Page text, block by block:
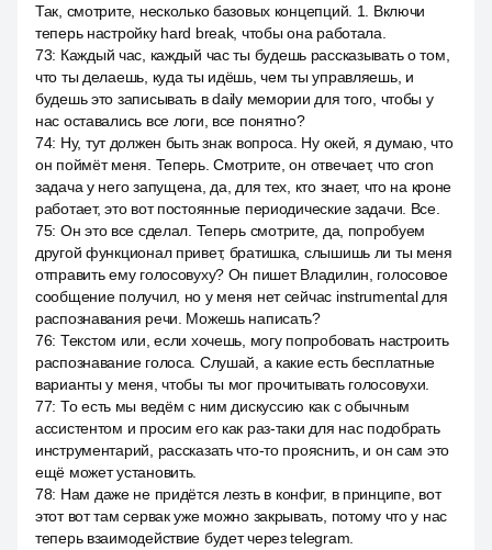
Так, смотрите, несколько базовых концепций. 1. Включи
теперь настройку hard break, чтобы она работала.
73: Каждый час, каждый час ты будешь рассказывать о том,
что ты делаешь, куда ты идёшь, чем ты управляешь, и
будешь это записывать в daily мемории для того, чтобы у
нас оставались все логи, все понятно?
74: Ну, тут должен быть знак вопроса. Ну окей, я думаю, что
он поймёт меня. Теперь. Смотрите, он отвечает, что cron
задача у него запущена, да, для тех, кто знает, что на кроне
работает, это вот постоянные периодические задачи. Все.
75: Он это все сделал. Теперь смотрите, да, попробуем
другой функционал привет, братишка, слышишь ли ты меня
отправить ему голосовуху? Он пишет Владилин, голосовое
сообщение получил, но у меня нет сейчас instrumental для
распознавания речи. Можешь написать?
76: Текстом или, если хочешь, могу попробовать настроить
распознавание голоса. Слушай, а какие есть бесплатные
варианты у меня, чтобы ты мог прочитывать голосовухи.
77: То есть мы ведём с ним дискуссию как с обычным
ассистентом и просим его как раз-таки для нас подобрать
инструментарий, рассказать что-то прояснить, и он сам это
ещё может установить.
78: Нам даже не придётся лезть в конфиг, в принципе, вот
этот вот там сервак уже можно закрывать, потому что у нас
теперь взаимодействие будет через telegram.